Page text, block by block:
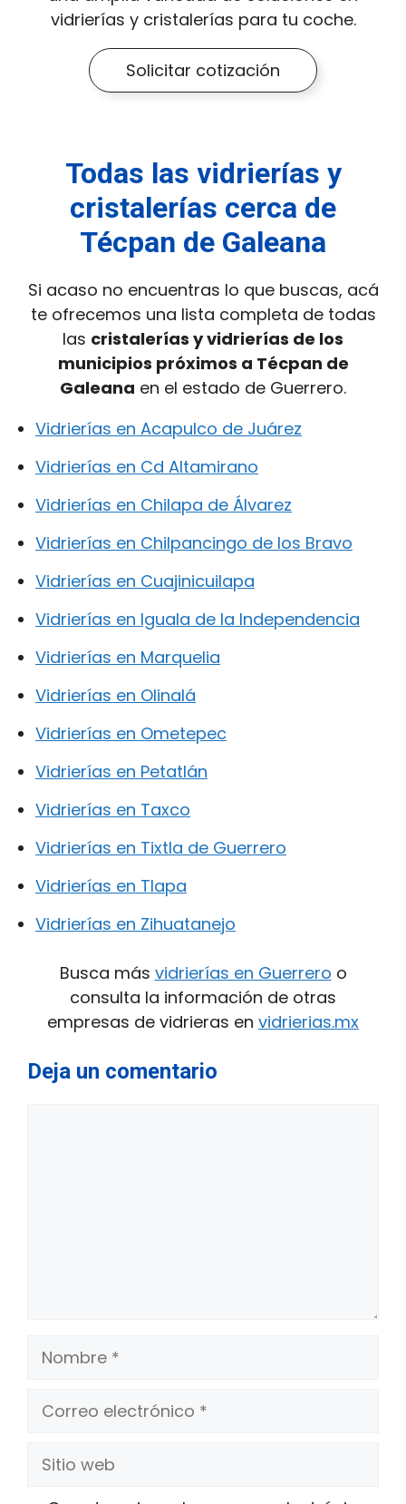
vidrierías y cristalerías para tu coche.
Solicitar cotización
Todas las vidrierías y
cristalerías cerca de
Técpan de Galeana
Si acaso no encuentras lo que buscas, acá
te ofrecemos una lista completa de todas
las cristalerías y vidrierías de los
municipios próximos a Técpan de
Galeana en el estado de Guerrero.
Vidrierías en Acapulco de Juárez
Vidrierías en Cd Altamirano
Vidrierías en Chilapa de Álvarez
Vidrierías en Chilpancingo de los Bravo
Vidrierías en Cuajinicuilapa
Vidrierías en Iguala de la Independencia
Vidrierías en Marquelia
Vidrierías en Olinalá
Vidrierías en Ometepec
Vidrierías en Petatlán
Vidrierías en Taxco
Vidrierías en Tixtla de Guerrero
Vidrierías en Tlapa
Vidrierías en Zihuatanejo
Busca más vidrierías en Guerrero o
consulta la información de otras
empresas de vidrieras en vidrierias.mx
Deja un comentario
Nombre
Correo
electrónico
Sitio
web